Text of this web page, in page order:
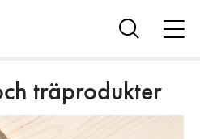
Visa
träprodukter